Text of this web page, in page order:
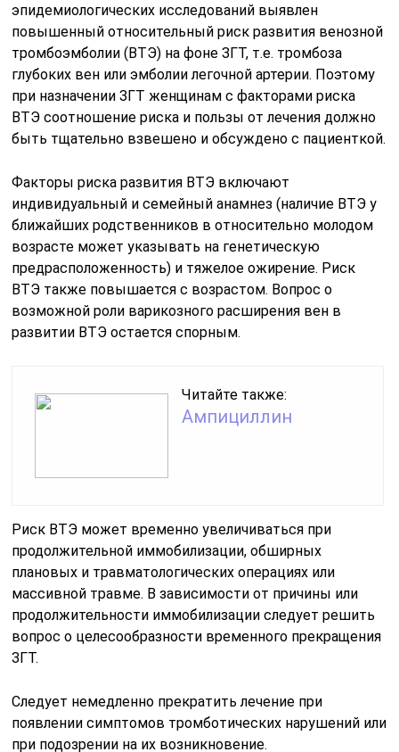
эпидемиологических исследований выявлен
повышенный относительный риск развития венозной
тромбоэмболии (ВТЭ) на фоне ЗГТ, т.е. тромбоза
глубоких вен или эмболии легочной артерии. Поэтому
при назначении ЗГТ женщинам с факторами риска
ВТЭ соотношение риска и пользы от лечения должно
быть тщательно взвешено и обсуждено с пациенткой.
Факторы риска развития ВТЭ включают
индивидуальный и семейный анамнез (наличие ВТЭ у
ближайших родственников в относительно молодом
возрасте может указывать на генетическую
предрасположенность) и тяжелое ожирение. Риск
ВТЭ также повышается с возрастом. Вопрос о
возможной роли варикозного расширения вен в
развитии ВТЭ остается спорным.
Читайте также:
Ампициллин
Риск ВТЭ может временно увеличиваться при
продолжительной иммобилизации, обширных
плановых и травматологических операциях или
массивной травме. В зависимости от причины или
продолжительности иммобилизации следует решить
вопрос о целесообразности временного прекращения
ЗГТ.
Следует немедленно прекратить лечение при
появлении симптомов тромботических нарушений или
при подозрении на их возникновение.